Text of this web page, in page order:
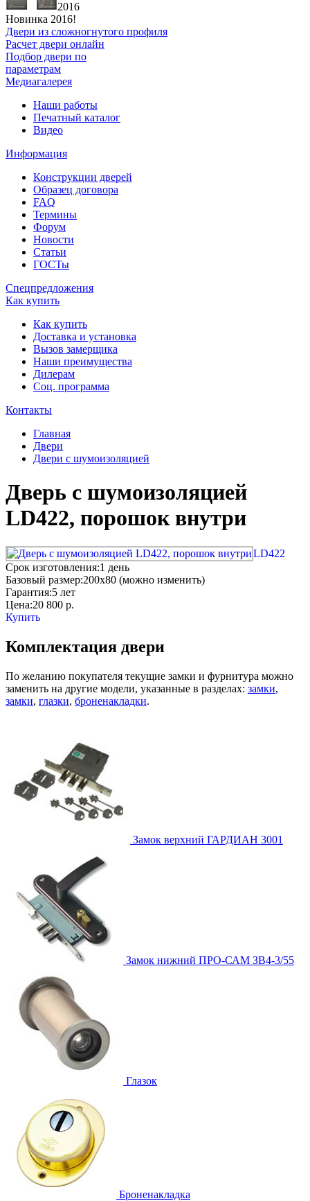
2016
Новинка 2016!
Двери из сложногнутого профиля
Расчет двери онлайн
Подбор двери по
параметрам
Медиагалерея
Наши работы
Печатный каталог
Видео
Информация
Конструкции дверей
Образец договора
FAQ
Термины
Форум
Новости
Статьи
ГОСТы
Спецпредложения
Как купить
Как купить
Доставка и установка
Вызов замерщика
Наши преимущества
Дилерам
Соц. программа
Контакты
Главная
Двери
Двери с шумоизоляцией
Дверь с шумоизоляцией
LD422, порошок внутри
LD422
Срок изготовления:1 день
Базовый размер:200x80 (можно изменить)
Гарантия:5 лет
Цена:20 800 р.
Купить
Комплектация двери
По желанию покупателя текущие замки и фурнитура можно
заменить на другие модели, указанные в разделах: замки,
замки, глазки, броненакладки.
Замок верхний ГАРДИАН 3001
Замок нижний ПРО-САМ ЗВ4-3/55
Глазок
Броненакладка